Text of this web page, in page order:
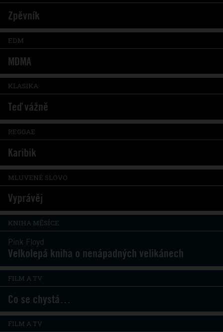
Zpěvník
EDM
MDMA
KLASIKA
Teď vážně
REGGAE
Karibik
MLUVENÉ SLOVO
Vyprávěj
KNIHA MĚSÍCE
Pink Floyd
Velkolepá kniha o nenápadných velikánech
FILM A TV
Co se chystá…
FILM A TV